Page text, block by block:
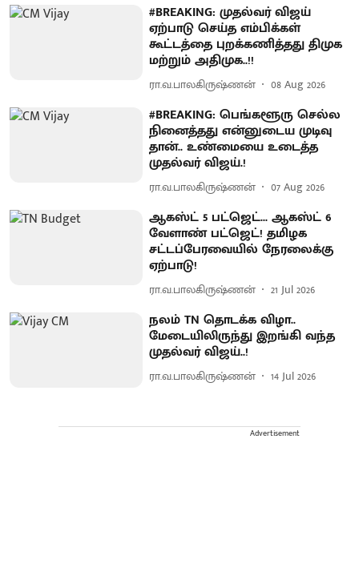
#BREAKING: முதல்வர் விஜய்
ஏற்பாடு செய்த எம்பிக்கள்
கூட்டத்தை புறக்கணித்தது திமுக
மற்றும் அதிமுக..!!
ரா.வ.பாலகிருஷ்ணன் 08 Aug 2026
#BREAKING: பெங்களூரு செல்ல
நினைத்தது என்னுடைய முடிவு
தான்.. உண்மையை உடைத்த
முதல்வர் விஜய்.!
ரா.வ.பாலகிருஷ்ணன் 07 Aug 2026
ஆகஸ்ட் 5 பட்ஜெட்... ஆகஸ்ட் 6
வேளாண் பட்ஜெட்! தமிழக
சட்டப்பேரவையில் நேரலைக்கு
ஏற்பாடு!
ரா.வ.பாலகிருஷ்ணன் 21 Jul 2026
நலம் TN தொடக்க விழா..
மேடையிலிருந்து இறங்கி வந்த
முதல்வர் விஜய்..!
ரா.வ.பாலகிருஷ்ணன் 14 Jul 2026
Advertisement